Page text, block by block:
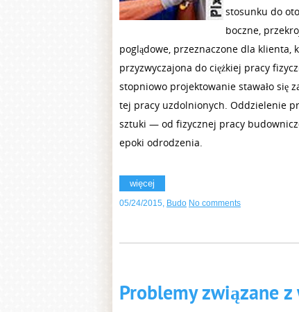
stosunku do
boczne,
poglądowe, przeznaczone dla klienta,
przyzwyczajona do ciężkiej pracy
stopniowo projektowanie stawało się
tej pracy uzdolnionych. Oddzielenie
sztuki — od fizycznej pracy
epoki odrodzenia.
więcej
05/24/2015 Budo No comments
Problemy związane